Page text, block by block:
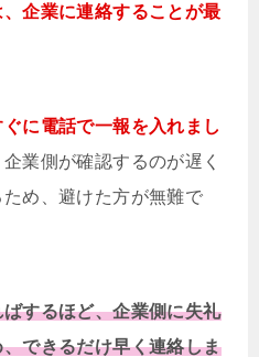
企業に連絡することが最
に電話で一報を入れまし
業側が確認するのが遅く
め、避けた方が無難で
するほど、企業側に失礼
できるだけ早く連絡しま